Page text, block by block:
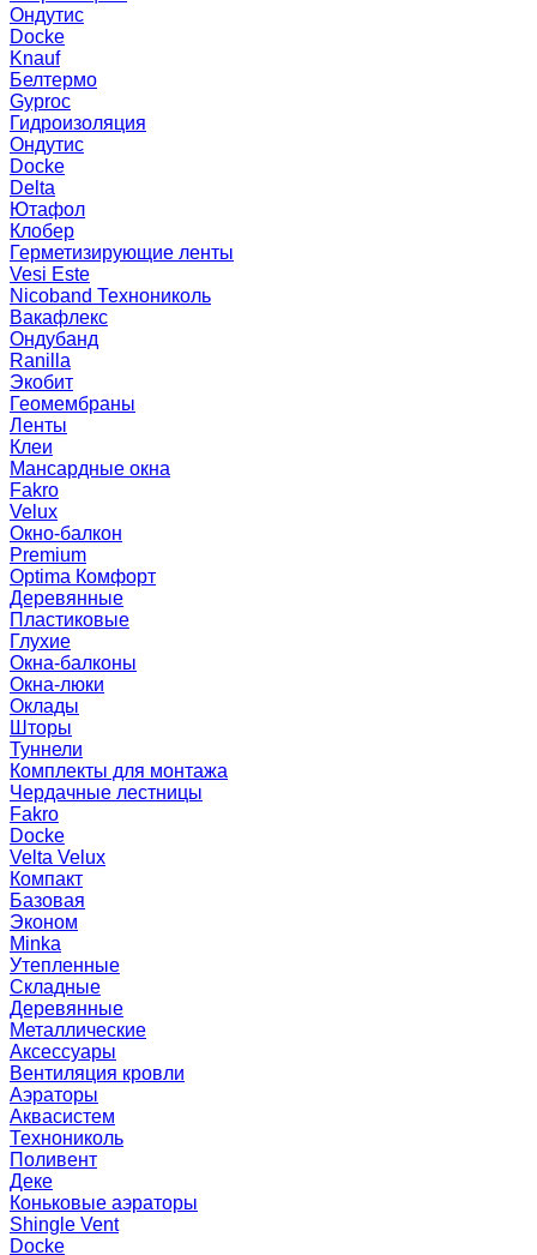
Ондутис
Docke
Knauf
Белтермо
Gyproc
Гидроизоляция
Ондутис
Docke
Delta
Ютафол
Клобер
Герметизирующие ленты
Vesi Este
Nicoband Технониколь
Вакафлекс
Ондубанд
Ranilla
Экобит
Геомембраны
Ленты
Клеи
Мансардные окна
Fakro
Velux
Окно-балкон
Premium
Optima Комфорт
Деревянные
Пластиковые
Глухие
Окна-балконы
Окна-люки
Оклады
Шторы
Туннели
Комплекты для монтажа
Чердачные лестницы
Fakro
Docke
Velta Velux
Компакт
Базовая
Эконом
Minka
Утепленные
Складные
Деревянные
Металлические
Аксессуары
Вентиляция кровли
Аэраторы
Аквасистем
Технониколь
Поливент
Деке
Коньковые аэраторы
Shingle Vent
Docke